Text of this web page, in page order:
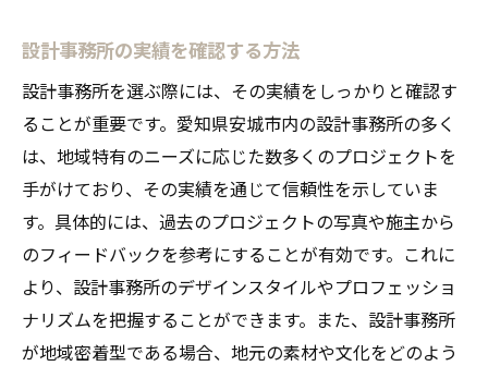
自由設計で叶える家族の夢
設計事務所が提案する未来志向の住まい
設計事務所を通じて実現する安城市での住まい
づくりのプロセス
設計事務所との打ち合わせの流れ
初期段階でのヒアリングの重要性
設計プランの提出と検討
施工段階での設計事務所の役割
完成後のアフターサービスについて
設計事務所の実績を確認する方法
設計事務所を選ぶ際には、その実績をしっかりと確認す
ることが重要です。愛知県安城市内の設計事務所の多く
は、地域特有のニーズに応じた数多くのプロジェクトを
手がけており、その実績を通じて信頼性を示していま
す。具体的には、過去のプロジェクトの写真や施主から
のフィードバックを参考にすることが有効です。これに
より、設計事務所のデザインスタイルやプロフェッショ
ナリズムを把握することができます。また、設計事務所
が地域密着型である場合、地元の素材や文化をどのよう